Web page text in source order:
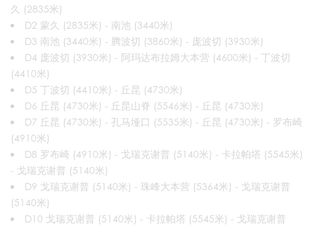
久 (2835米)
D2 蒙久 (2835米) - 南池 (3440米)
D3 南池 (3440米) - 腾波切 (3860米) - 庞波切 (3930米)
D4 庞波切 (3930米) - 阿玛达布拉姆大本营 (4600米) - 丁波切
(4410米)
D5 丁波切 (4410米) - 丘昆 (4730米)
D6 丘昆 (4730米) - 丘昆山脊 (5546米) - 丘昆 (4730米)
D7 丘昆 (4730米) - 孔马垭口 (5535米) - 丘昆 (4730米) - 罗布崎
(4910米)
D8 罗布崎 (4910米) - 戈瑞克谢普 (5140米) - 卡拉帕塔 (5545米)
- 戈瑞克谢普 (5140米)
D9 戈瑞克谢普 (5140米) - 珠峰大本营 (5364米) - 戈瑞克谢普
(5140米)
D10 戈瑞克谢普 (5140米) - 卡拉帕塔 (5545米) - 戈瑞克谢普